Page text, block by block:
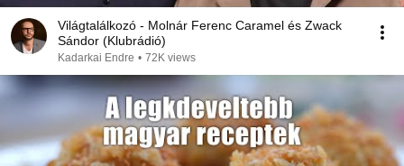
Világtalálkozó - Molnár Ferenc Caramel és Zwack
Sándor (Klubrádió)
Kadarkai Endre • 72K views